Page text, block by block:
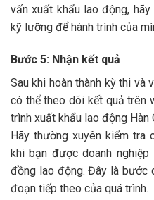
vấn xuất khẩu lao động,
kỹ lưỡng để hành trình của
Bước 5: Nhận kết quả
Sau khi hoàn thành kỳ thi và
có thể theo dõi kết quả trên
trình xuất khẩu lao động Hàn
Hãy thường xuyên kiểm tra
khi bạn được doanh
đồng lao động. Đây là bước
đoạn tiếp theo của quá trình.